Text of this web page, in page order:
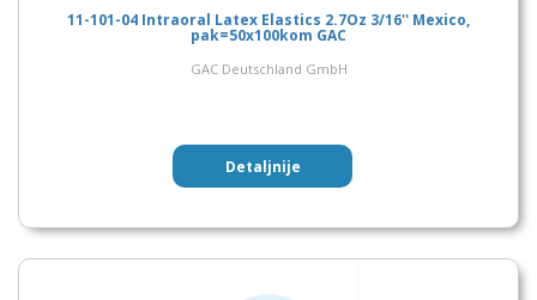
11-101-04 Intraoral Latex Elastics 2.7Oz 3/16'' Mexico,
pak=50x100kom GAC
GAC Deutschland GmbH
Detaljnije